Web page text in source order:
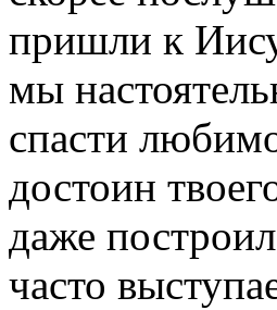
пришли к
мы
спасти
достоин
даже
часто